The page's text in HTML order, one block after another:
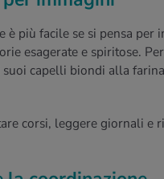
è più facile se si pensa
esagerate e spiritose.
capelli biondi alla
corsi, leggere giornali e